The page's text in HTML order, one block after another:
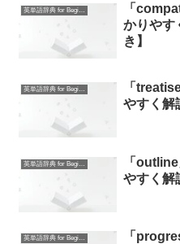
英単語辞典 for Beginners
「
かりやす
き】
英単語辞典 for Beginners
「
やすく解
英単語辞典 for Beginners
「
やすく解
英単語辞典 for Beginners
「